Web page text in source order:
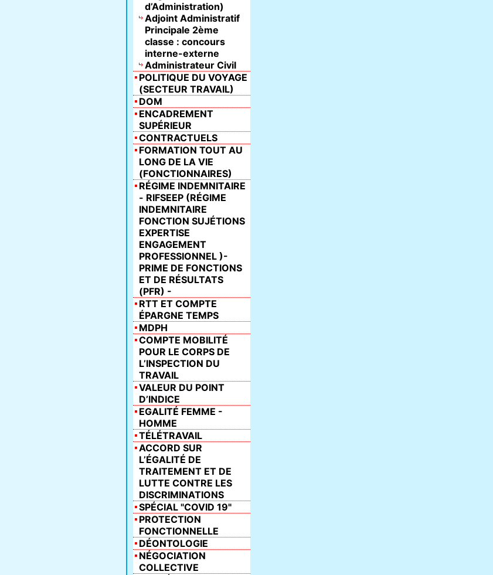
d’Administration)
Adjoint Administratif
Principale 2ème
classe : concours
interne-externe
Administrateur Civil
POLITIQUE DU VOYAGE
(SECTEUR TRAVAIL)
DOM
ENCADREMENT
SUPÉRIEUR
CONTRACTUELS
FORMATION TOUT AU
LONG DE LA VIE
(FONCTIONNAIRES)
RÉGIME INDEMNITAIRE
- RIFSEEP (RÉGIME
INDEMNITAIRE
FONCTION SUJÉTIONS
EXPERTISE
ENGAGEMENT
PROFESSIONNEL )-
PRIME DE FONCTIONS
ET DE RÉSULTATS
(PFR) -
RTT ET COMPTE
ÉPARGNE TEMPS
MDPH
COMPTE MOBILITÉ
POUR LE CORPS DE
L’INSPECTION DU
TRAVAIL
VALEUR DU POINT
D’INDICE
EGALITÉ FEMME -
HOMME
TÉLÉTRAVAIL
ACCORD SUR
L’ÉGALITÉ DE
TRAITEMENT ET DE
LUTTE CONTRE LES
DISCRIMINATIONS
SPÉCIAL "COVID 19"
PROTECTION
FONCTIONNELLE
DÉONTOLOGIE
NÉGOCIATION
COLLECTIVE